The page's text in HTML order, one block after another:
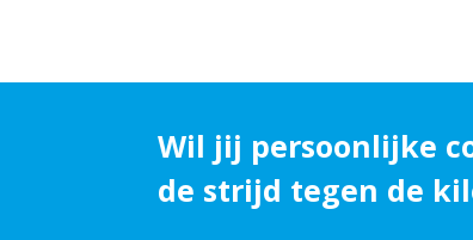
Wil jij persoonlijke
de strijd tegen de